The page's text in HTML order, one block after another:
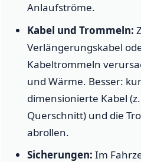
Anlaufströme.
Kabel und Trommeln:
Verlängerungskabel
Kabeltrommeln
und Wärme. Besser:
dimensionierte Kabel
Querschnitt) und die
abrollen.
Sicherungen: Im